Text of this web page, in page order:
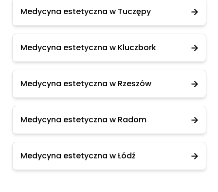
Medycyna estetyczna w Tuczępy
Medycyna estetyczna w Kluczbork
Medycyna estetyczna w Rzeszów
Medycyna estetyczna w Radom
Medycyna estetyczna w Łódź